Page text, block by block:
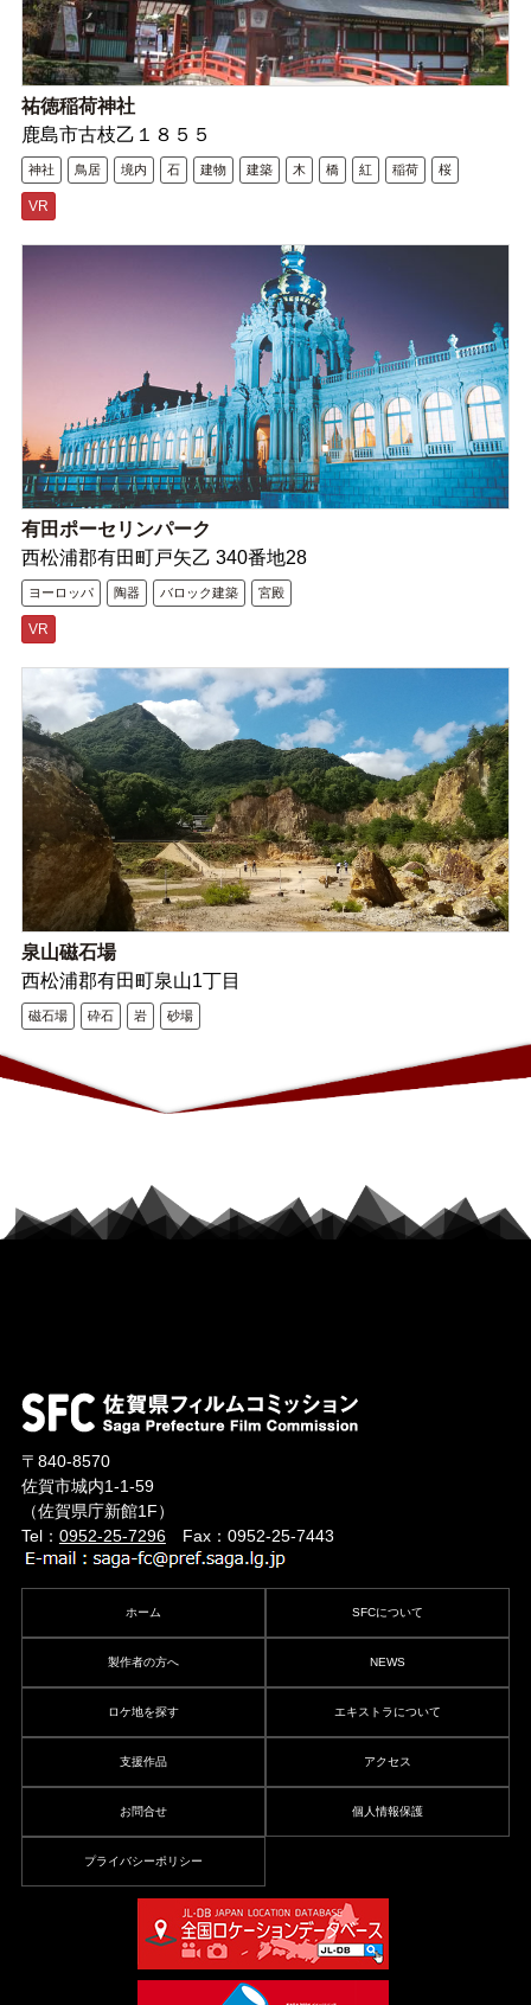
祐徳稲荷神社
鹿島市古枝乙１８５５
神社 鳥居 境内 石 建物 建築 木 橋 紅 稲荷 桜
VR
有田ポーセリンパーク
西松浦郡有田町戸矢乙 340番地28
ヨーロッパ 陶器 バロック建築 宮殿
VR
泉山磁石場
西松浦郡有田町泉山1丁目
磁石場 砕石 岩 砂場
〒840-8570
佐賀市城内1-1-59
（佐賀県庁新館1F）
Tel： 0952-25-7296Fax：0952-25-7443
ホーム SFCについて
製作者の方へ NEWS
ロケ地を探す エキストラについて
支援作品 アクセス
お問合せ 個人情報保護
プライバシーポリシー